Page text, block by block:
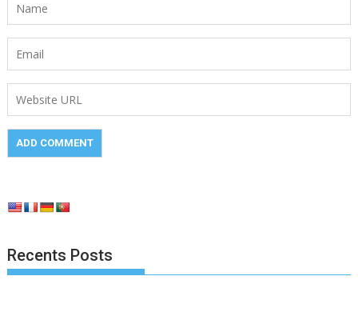
Recents Posts